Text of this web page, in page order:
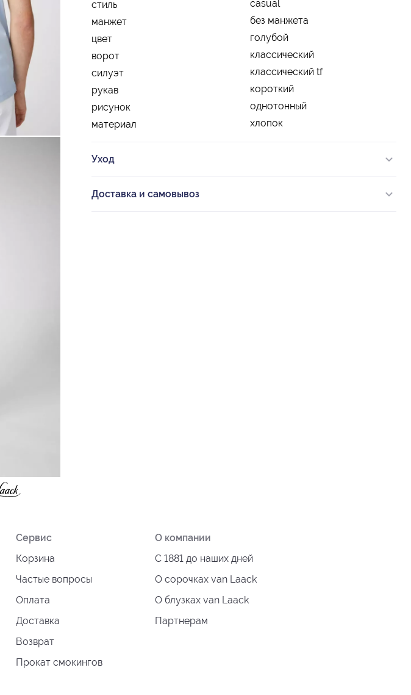
стиль
casual
манжет
без манжета
цвет
голубой
ворот
классический
силуэт
классический tf
рукав
короткий
рисунок
однотонный
материал
хлопок
Уход
Доставка и самовывоз
Сервис
Корзина
Частые вопросы
Оплата
Доставка
Возврат
Прокат смокингов
О компании
С 1881 до наших дней
О сорочках van Laack
О блузках van Laack
Партнерам